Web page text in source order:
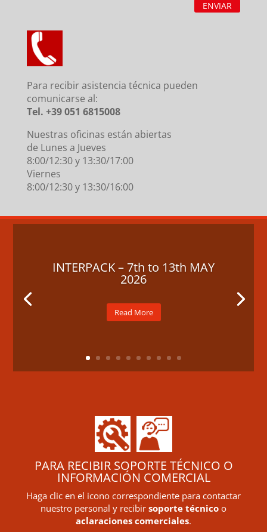
ENVIAR
Para recibir asistencia técnica pueden
comunicarse al:
Tel. +39 051 6815008
Nuestras oficinas están abiertas
de Lunes a Jueves
8:00/12:30 y 13:30/17:00
Viernes
8:00/12:30 y 13:30/16:00
INTERPACK – 7th to 13th MAY
2026
Read More
PARA RECIBIR SOPORTE TÉCNICO O
INFORMACIÓN COMERCIAL
Haga clic en el icono correspondiente para contactar
nuestro personal y recibir soporte técnico o
aclaraciones comerciales.